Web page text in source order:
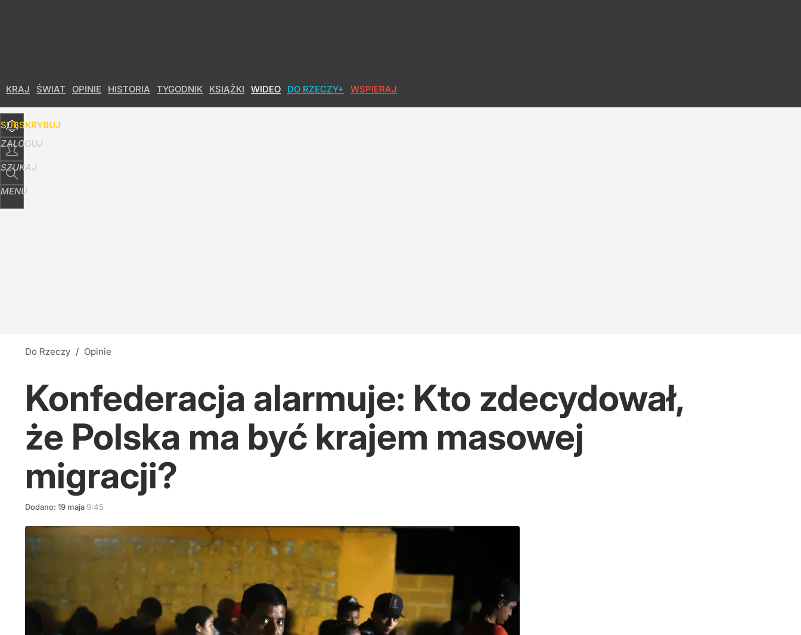
KRAJ ŚWIAT OPINIE HISTORIA TYGODNIK KSIĄŻKI WIDEO DO RZECZY+ WSPIERAJ
SUBSKRYBUJ
ZALOGUJ
SZUKAJ
MENU
Do Rzeczy / Opinie
Konfederacja alarmuje: Kto zdecydował,
że Polska ma być krajem masowej
migracji?
Dodano: 19 maja 9:45